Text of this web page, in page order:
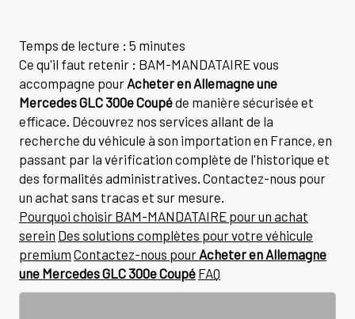
Temps de lecture : 5 minutes
Ce qu'il faut retenir : BAM-MANDATAIRE vous
accompagne pourAcheter en Allemagne une
Mercedes GLC 300e Coupéde manière sécurisée et
efficace. Découvrez nos services allant de la
recherche du véhicule à son importation en France, en
passant par la vérification complète de l'historique et
des formalités administratives. Contactez-nous pour
un achat sans tracas et sur mesure.
Pourquoi choisir BAM-MANDATAIRE pour un achat
serein Des solutions complètes pour votre véhicule
premium Contactez-nous pourAcheter en Allemagne
une Mercedes GLC 300e Coupé FAQ